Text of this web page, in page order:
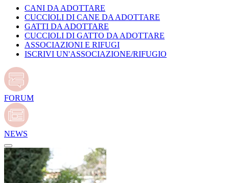
CANI DA ADOTTARE
CUCCIOLI DI CANE DA ADOTTARE
GATTI DA ADOTTARE
CUCCIOLI DI GATTO DA ADOTTARE
ASSOCIAZIONI E RIFUGI
ISCRIVI UN'ASSOCIAZIONE/RIFUGIO
FORUM
NEWS